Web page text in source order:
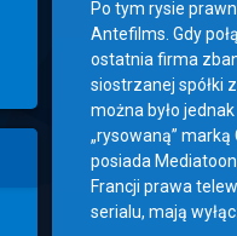
Po tym rysie
Antefilms. Gdy
ostatnia firma
siostrzanej spółki
można było
„rysowaną”
posiada
Francji prawa
serialu, mają